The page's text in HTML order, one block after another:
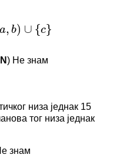
,b )∪ c}
N) Не знам
низа једнак 15
тог низа једнак
знам